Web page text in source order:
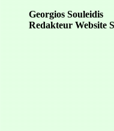
Georgios Souleidis
Redakteur Website